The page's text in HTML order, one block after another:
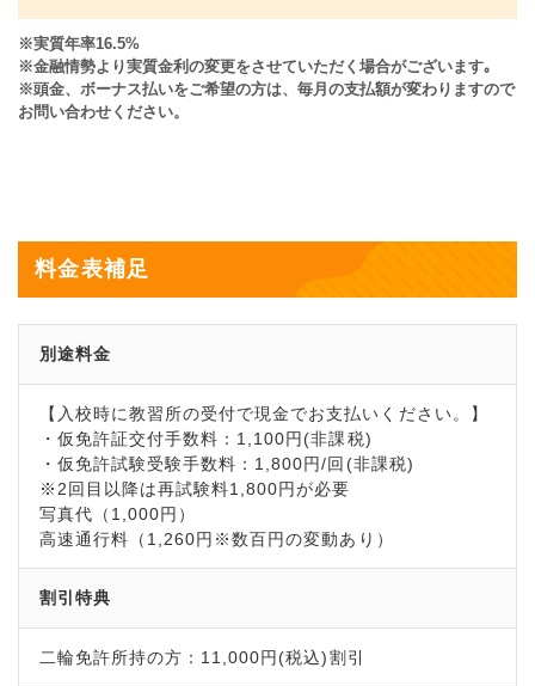
※実質年率16.5%
※金融情勢より実質金利の変更をさせていただく場合がございます｡
※頭金、ボーナス払いをご希望の方は、毎月の支払額が変わりますので
お問い合わせください。
料金表補足
別途料金
【入校時に教習所の受付で現金でお支払いください。】
・仮免許証交付手数料：1,100円(非課税)
・仮免許試験受験手数料：1,800円/回(非課税)
※2回目以降は再試験料1,800円が必要
写真代（1,000円）
高速通行料（1,260円※数百円の変動あり）
割引特典
二輪免許所持の方：11,000円(税込)割引